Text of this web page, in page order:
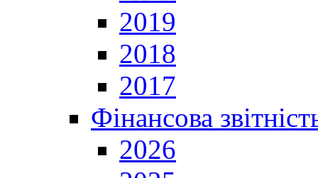
2019
2018
2017
Фінансова
2026